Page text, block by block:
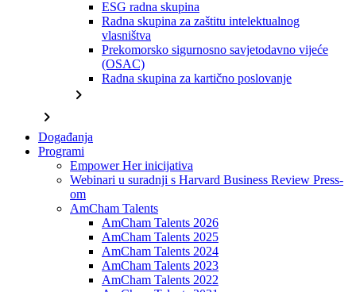
ESG radna skupina
Radna skupina za zaštitu intelektualnog
vlasništva
Prekomorsko sigurnosno savjetodavno vijeće
(OSAC)
Radna skupina za kartično poslovanje
chevron_right
chevron_right
Događanja
Programi
Empower Her inicijativa
Webinari u suradnji s Harvard Business Review Press-
om
AmCham Talents
AmCham Talents 2026
AmCham Talents 2025
AmCham Talents 2024
AmCham Talents 2023
AmCham Talents 2022